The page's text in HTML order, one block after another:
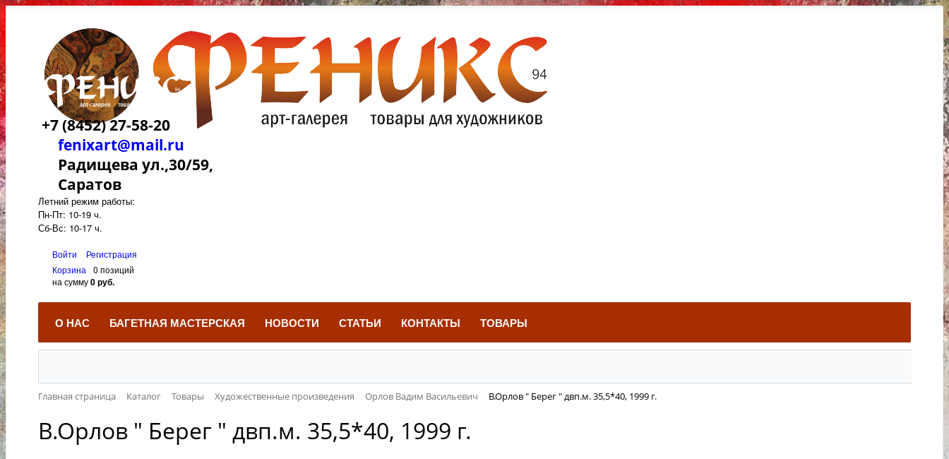
+7 (8452) 27-58-20
fenixart@mail.ru
Радищева ул.,30/59,
Саратов
Летний режим работы:
Пн-Пт: 10-19 ч.
Сб-Вс: 10-17 ч.
Войти
Регистрация
Корзина
0 позиций
на сумму0 руб.
О НАС БАГЕТНАЯ МАСТЕРСКАЯ НОВОСТИ СТАТЬИ КОНТАКТЫ ТОВАРЫ
Главная страница Каталог Товары Художественные произведения Орлов Вадим Васильевич В.Орлов " Берег " двп.м. 35,5*40, 1999 г.
В.Орлов " Берег " двп.м. 35,5*40, 1999 г.